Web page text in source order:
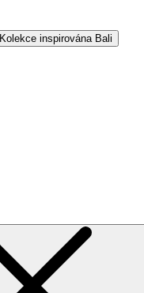
Kolekce inspirována Bali